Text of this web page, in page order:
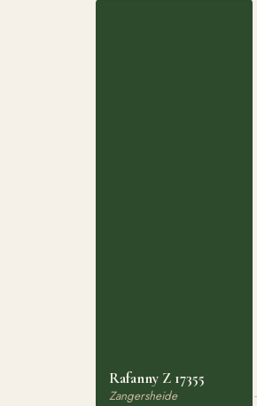
Rafanny Z 17355
Zangersheide